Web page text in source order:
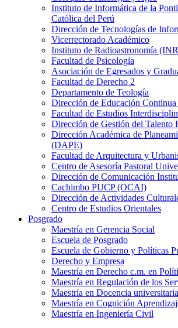
Instituto de Informática de la
Católica del Perú
Dirección de Tecnologías de
Vicerrectorado Académico
Instituto de Radioastronomía
Facultad de Psicología
Asociación de Egresados y
Facultad de Derecho 2
Departamento de Teología
Dirección de Educación
Facultad de Estudios
Dirección de Gestión del
Dirección Académica de
(DAPE)
Facultad de Arquitectura y
Centro de Asesoría Pastoral
Dirección de Comunicación
Cachimbo PUCP (OCAI)
Dirección de Actividades
Centro de Estudios Orientales
Posgrado
Maestría en Gerencia Social
Escuela de Posgrado
Escuela de Gobierno y Políticas
Derecho y Empresa
Maestría en Derecho c.m. en
Maestría en Regulación de los
Maestría en Docencia universitaria
Maestría en Cognición
Maestría en Ingeniería Civil